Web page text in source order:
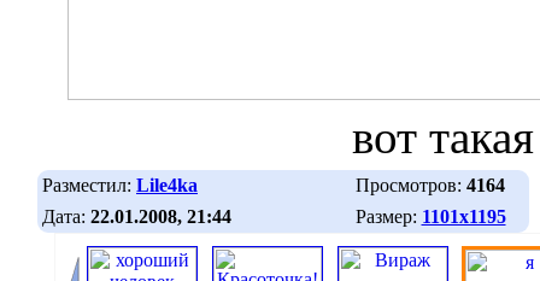
вот
Разместил: Lile4ka Просмотров: 4164
Дата: 22.01.2008, 21:44 Размер: 1101х1195